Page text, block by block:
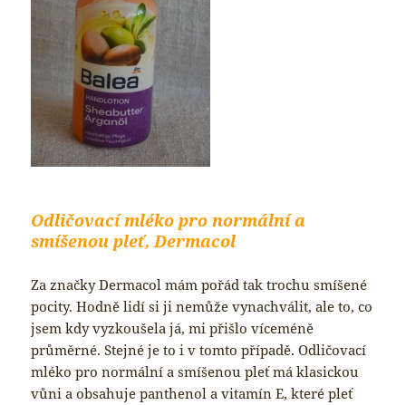
Odličovací mléko pro normální a
smíšenou pleť, Dermacol
Za značky Dermacol mám pořád tak trochu smíšené
pocity. Hodně lidí si ji nemůže vynachválit, ale to, co
jsem kdy vyzkoušela já, mi přišlo víceméně
průměrné. Stejné je to i v tomto případě. Odličovací
mléko pro normální a smíšenou pleť má klasickou
vůni a obsahuje panthenol a vitamín E, které pleť